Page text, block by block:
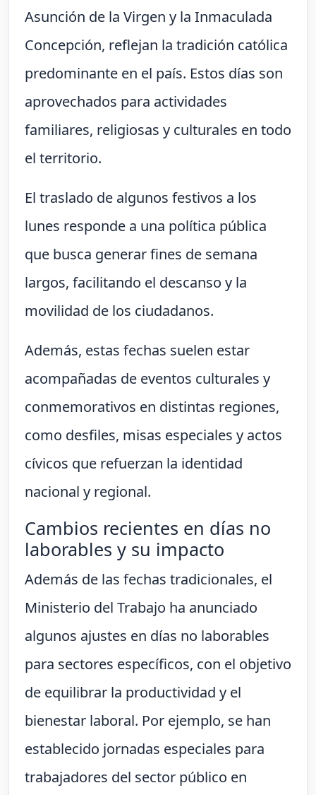
Asunción de la Virgen y la Inmaculada
Concepción, reflejan la tradición católica
predominante en el país. Estos días son
aprovechados para actividades
familiares, religiosas y culturales en todo
el territorio.
El traslado de algunos festivos a los
lunes responde a una política pública
que busca generar fines de semana
largos, facilitando el descanso y la
movilidad de los ciudadanos.
Además, estas fechas suelen estar
acompañadas de eventos culturales y
conmemorativos en distintas regiones,
como desfiles, misas especiales y actos
cívicos que refuerzan la identidad
nacional y regional.
Cambios recientes en días no
laborables y su impacto
Además de las fechas tradicionales, el
Ministerio del Trabajo ha anunciado
algunos ajustes en días no laborables
para sectores específicos, con el objetivo
de equilibrar la productividad y el
bienestar laboral. Por ejemplo, se han
establecido jornadas especiales para
trabajadores del sector público en